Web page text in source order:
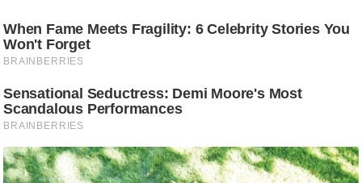
ट
ने
स
त्रा
रि
ले
श